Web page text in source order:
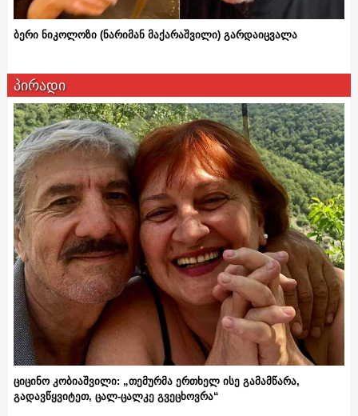
ბერი ნიკოლოზი (ნარიმან მაქარაშვილი) გარდაიცვალა
პირადი
ციცინო კობიაშვილი: „თემურმა ერთხელ ისე გამამწარა,
გადავწყვიტეთ, ცალ-ცალკე გვეცხოვრა“